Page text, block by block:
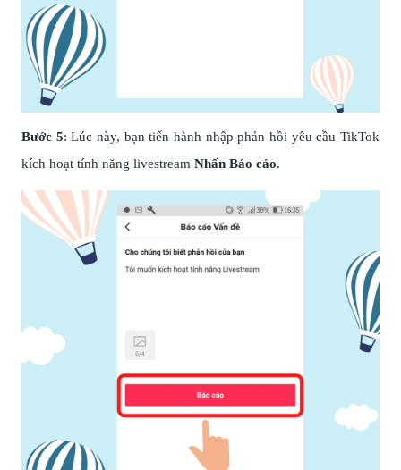
Bước 5: Lúc này, bạn tiến hành nhập phản hồi yêu cầu TikTok
kích hoạt tính năng livestream Nhấn Báo cáo.